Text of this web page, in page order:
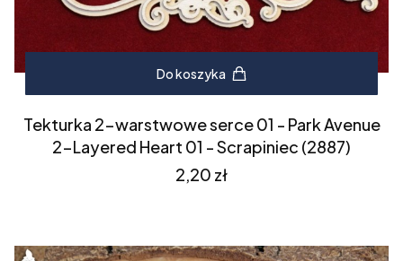
Do koszyka
Tekturka 2-warstwowe serce 01 - Park Avenue
2-Layered Heart 01 - Scrapiniec (2887)
Cena
2,20 zł